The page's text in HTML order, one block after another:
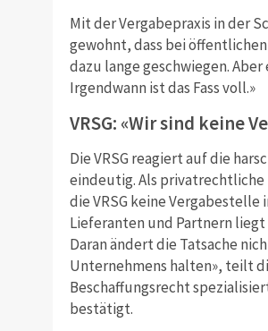
Mit der Vergabepraxis in der
gewohnt, dass bei
dazu lange geschwiegen.
Irgendwann ist das Fass voll.»
VRSG: «Wir sind keine
Die VRSG reagiert auf die
eindeutig. Als
die VRSG keine
Lieferanten und Partnern
Daran ändert die Tatsache
Unternehmens halten», teilt
Beschaffungsrecht
bestätigt.